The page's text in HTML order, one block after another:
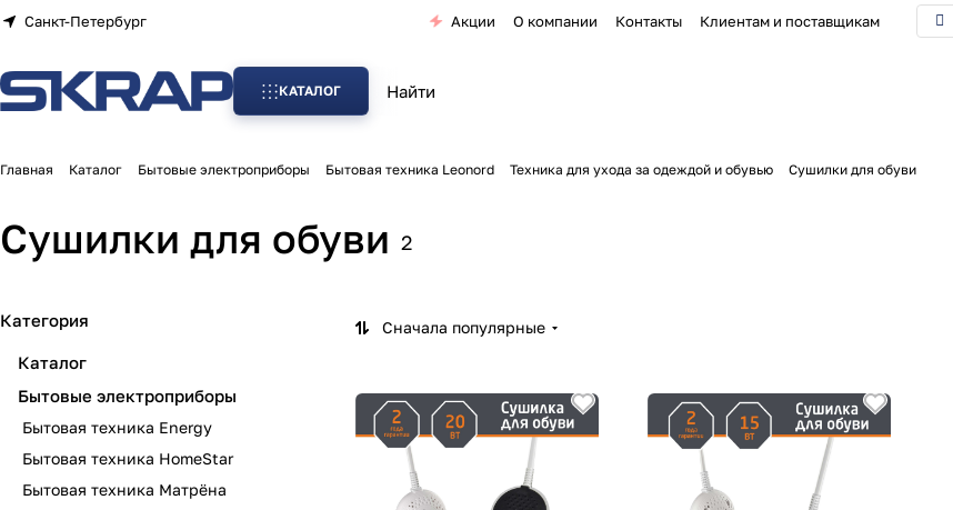
Санкт-Петербург Акции О компании Контакты Клиентам и поставщикам
КАТАЛОГ
Главная Каталог Бытовые электроприборы Бытовая техника Leonord Техника для ухода за одеждой и обувью Сушилки для обуви
Сушилки для обуви 2
Сначала популярные
Категория
Каталог
Бытовые электроприборы
Бытовая техника Energy
Бытовая техника HomeStar
Бытовая техника Матрёна